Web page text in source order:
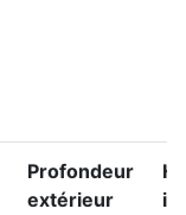
Profondeur
extérieur